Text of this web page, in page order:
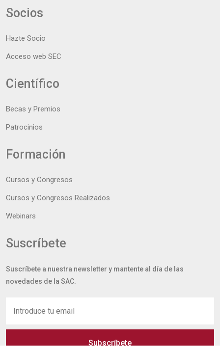
Socios
Hazte Socio
Acceso web SEC
Científico
Becas y Premios
Patrocinios
Formación
Cursos y Congresos
Cursos y Congresos Realizados
Webinars
Suscríbete
Suscríbete a nuestra newsletter y mantente al día de las
novedades de la SAC.
Subscríbete